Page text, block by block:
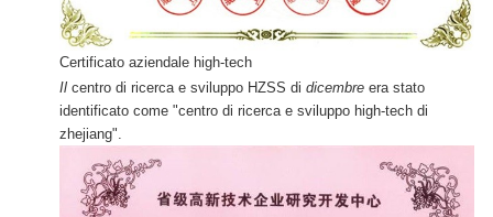
Certificato aziendale high-tech
Il centro di ricerca e sviluppo HZSS didicembre era stato
identificato come "centro di ricerca e sviluppo high-tech di
zhejiang".